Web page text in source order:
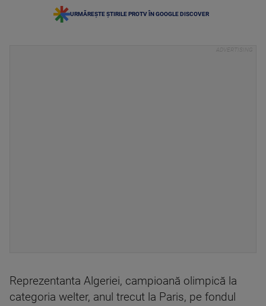
URMĂREȘTE ȘTIRILE PROTV ÎN GOOGLE DISCOVER
Reprezentanta Algeriei, campioană olimpică la
categoria welter, anul trecut la Paris, pe fondul